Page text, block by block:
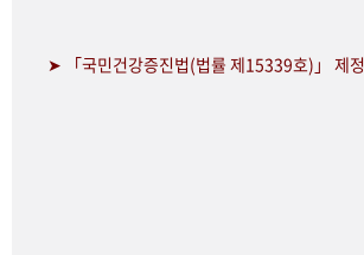
➤ 「국민건강증진법(법률 제15339호)」 제정